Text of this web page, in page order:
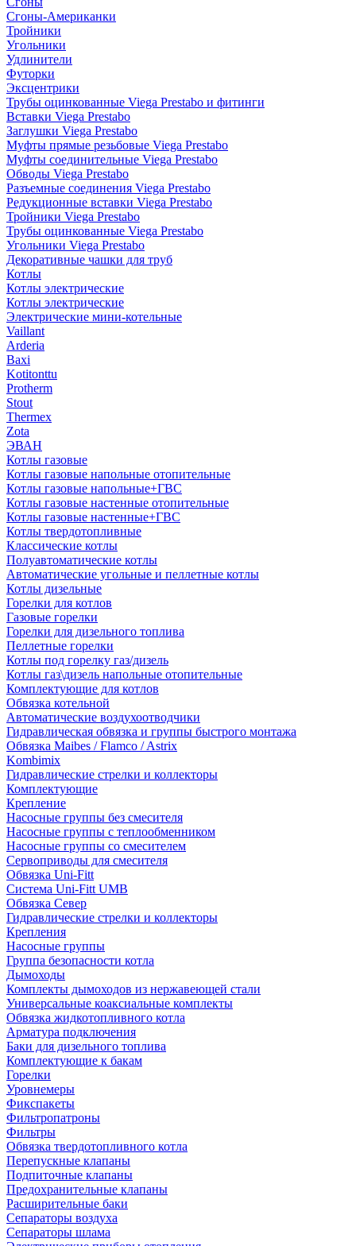
Сгоны-Американки
Тройники
Угольники
Удлинители
Футорки
Эксцентрики
Трубы оцинкованные Viega Prestabo и фитинги
Вставки Viega Prestabo
Заглушки Viega Prestabo
Муфты прямые резьбовые Viega Prestabo
Муфты соединительные Viega Prestabo
Обводы Viega Prestabo
Разъемные соединения Viega Prestabo
Редукционные вставки Viega Prestabo
Тройники Viega Prestabo
Трубы оцинкованные Viega Prestabo
Угольники Viega Prestabo
Декоративные чашки для труб
Котлы
Котлы электрические
Котлы электрические
Электрические мини-котельные
Vaillant
Arderia
Baxi
Kotitonttu
Protherm
Stout
Thermex
Zota
ЭВАН
Котлы газовые
Котлы газовые напольные отопительные
Котлы газовые напольные+ГВС
Котлы газовые настенные отопительные
Котлы газовые настенные+ГВС
Котлы твердотопливные
Классические котлы
Полуавтоматические котлы
Автоматические угольные и пеллетные котлы
Котлы дизельные
Горелки для котлов
Газовые горелки
Горелки для дизельного топлива
Пеллетные горелки
Котлы под горелку газ/дизель
Котлы газ\дизель напольные отопительные
Комплектующие для котлов
Обвязка котельной
Автоматические воздухоотводчики
Гидравлическая обвязка и группы быстрого монтажа
Обвязка Maibes / Flamco / Astrix
Kombimix
Гидравлические стрелки и коллекторы
Комплектующие
Крепление
Насосные группы без смесителя
Насосные группы с теплообменником
Насосные группы со смесителем
Сервоприводы для смесителя
Обвязка Uni-Fitt
Система Uni-Fitt UMB
Обвязка Север
Гидравлические стрелки и коллекторы
Крепления
Насосные группы
Группа безопасности котла
Дымоходы
Комплекты дымоходов из нержавеющей стали
Универсальные коаксиальные комплекты
Обвязка жидкотопливного котла
Арматура подключения
Баки для дизельного топлива
Комплектующие к бакам
Горелки
Уровнемеры
Фикспакеты
Фильтропатроны
Фильтры
Обвязка твердотопливного котла
Перепускные клапаны
Подпиточные клапаны
Предохранительные клапаны
Расширительные баки
Сепараторы воздуха
Сепараторы шлама